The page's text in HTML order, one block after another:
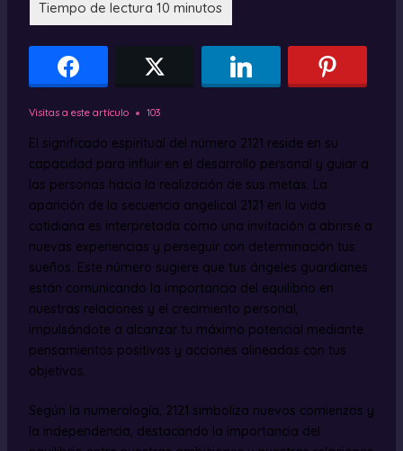
Visitas a este artículo 103
El significado espiritual del número 2121 reside en su
capacidad para influir en el desarrollo personal y guiar a
las personas hacia la realización de sus metas. La
aparición de la secuencia angelical 2121 en la vida
cotidiana es interpretada como una invitación a abrirse a
nuevas experiencias y perseguir con determinación tus
sueños. Este número sugiere que tus ángeles guardianes
están comunicando la importancia del equilibrio en
nuestras relaciones y el crecimiento personal,
impulsándote a alcanzar tu máximo potencial mediante
pensamientos positivos y acciones alineadas con tus
objetivos.
Según la numerología, 2121 simboliza nuevos comienzos y
la independencia, destacando la importancia del